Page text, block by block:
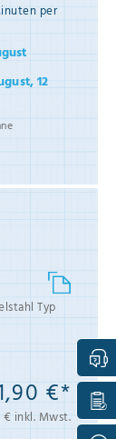
per
12
Typ
€*
€ inkl. Mwst.